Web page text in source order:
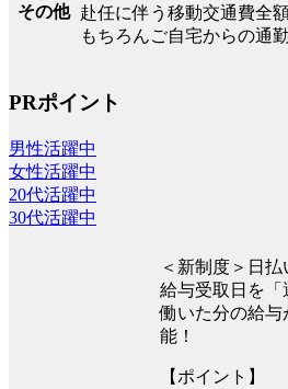
その他 赴任に伴う移動交通費全
もちろんご自宅からの通
PRポイント
男性活躍中
女性活躍中
20代活躍中
30代活躍中
＜新制度＞日払
給与受取日を「
働いた分の給与
能！
【ポイント】